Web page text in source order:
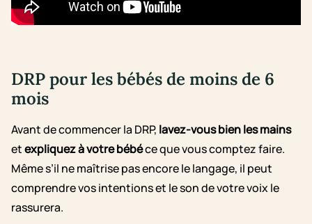
DRP pour les bébés de moins de 6
mois
Avant de commencer la DRP, lavez-vous bien les mains
etexpliquez à votre bébéce que vous comptez faire.
Même s’il ne maîtrise pas encore le langage, il peut
comprendre vos intentions et le son de votre voix le
rassurera.